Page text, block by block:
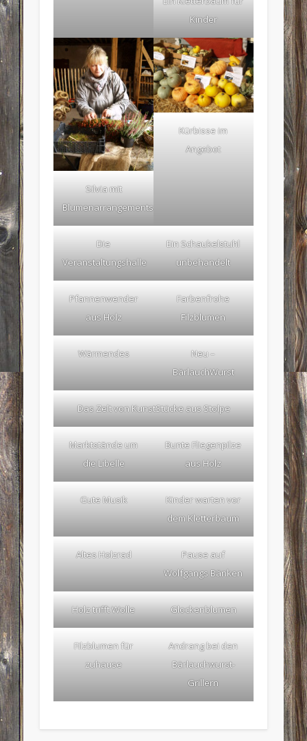
Kinder
Silvia mit
Blumenarrangements
Kürbisse im
Angebot
Die
Veranstaltungshalle
Ein Schaukelstuhl
unbehandelt
Pfannenwender
aus Holz
Farbenfrohe
Filzblumen
Wärmendes
Neu –
BärlauchWurst
Das Zelt von KunstStücke aus Stolpe
Marktstände um
die Libelle
Bunte Fliegenpilze
aus Holz
Gute Musik
Kinder warten vor
dem Kletterbaum
Altes Holzrad
Pause auf
Wolfgangs Bänken
Holz trifft Wolle Glockenblumen
Filzblumen für
zuhause
Andrang bei den
Bärlauchwurst-
Grillern